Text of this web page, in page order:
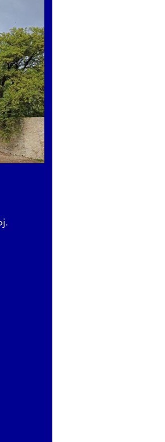
- rapport préliminaire
sur la détection au château de
à la lumière des récentes
officielle de la conférence